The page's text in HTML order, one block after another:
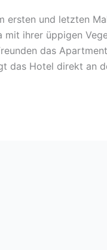
ersten und letzten
mit ihrer üppigen
das
das Hotel direkt an